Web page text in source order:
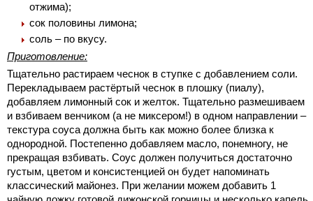
отжима);
сок половины лимона;
соль – по вкусу.
Приготовление:
Тщательно растираем чеснок в ступке с добавлением соли.
Перекладываем растёртый чеснок в плошку (пиалу),
добавляем лимонный сок и желток. Тщательно размешиваем
и взбиваем венчиком (а не миксером!) в одном направлении –
текстура соуса должна быть как можно более близка к
однородной. Постепенно добавляем масло, понемногу, не
прекращая взбивать. Соус должен получиться достаточно
густым, цветом и консистенцией он будет напоминать
классический майонез. При желании можем добавить 1